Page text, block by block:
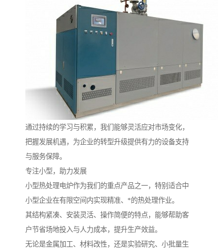
通过持续的学习与积累，我们能够灵活应对市场变化，
把握发展机遇，为企业的转型升级提供有力的设备支持
与服务保障。
专注小型，助力发展
小型热处理电炉作为我们的重点产品之一，特别适合中
小型企业在有限空间内实现精准、*的热处理作业。
其结构紧凑、安装灵活、操作简便的特点，能够帮助客
户节省场地投入与人力成本，提升生产效益。
无论是金属加工、材料改性，还是实验研究、小批量生